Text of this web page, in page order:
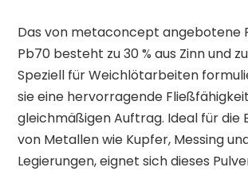
Das von metaconcept angebotene
Pb70 besteht zu 30 % aus Zinn und
Speziell für Weichlötarbeiten
sie eine hervorragende
gleichmäßigen Auftrag. Ideal für die
von Metallen wie Kupfer, Messing
Legierungen, eignet sich dieses